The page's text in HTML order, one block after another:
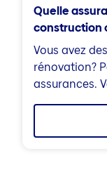
Quelle
construction
Vous avez
rénovation?
assurances.